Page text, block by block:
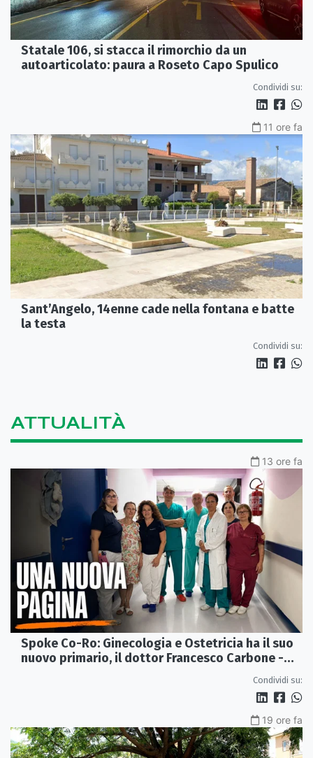
Statale 106, si stacca il rimorchio da un
autoarticolato: paura a Roseto Capo Spulico
Condividi su:
11 ore fa
Sant’Angelo, 14enne cade nella fontana e batte
la testa
Condividi su:
ATTUALITÀ
13 ore fa
Spoke Co-Ro: Ginecologia e Ostetricia ha il suo
nuovo primario, il dottor Francesco Carbone -
Condividi su:
19 ore fa